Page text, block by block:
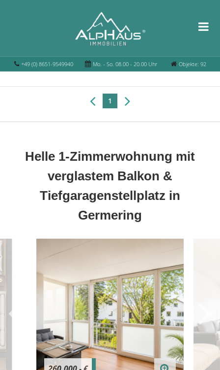
+49 (0) 8651-9549940 Mo. - So. 08.00 - 20.00 Uhr Objekte: 92
1
Helle 1-Zimmerwohnung mit
verglastem Balkon &
Tiefgaragenstellplatz in
Germering